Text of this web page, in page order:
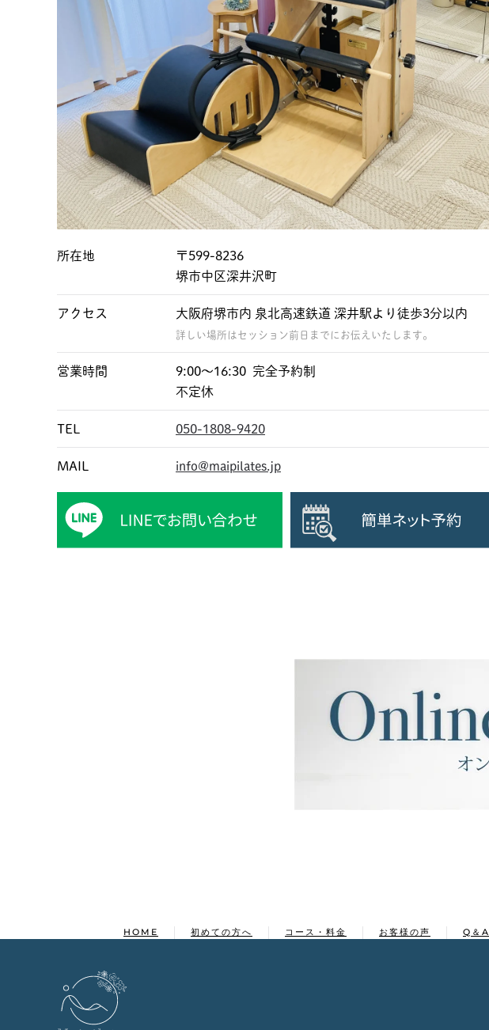
所在地
〒599-8236
堺市中区深井沢町
アクセス 大阪府堺市内 泉北高速鉄道 深井駅より徒歩3分以内
詳しい場所はセッション前日までにお伝えいたします。
営業時間
9:00〜16:30 完全予約制
不定休
TEL 050-1808-9420
MAIL info@maipilates.jp
HOME 初めての方へ コース・料金 お客様の声 Q＆A